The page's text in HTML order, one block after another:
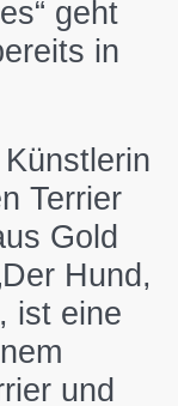
geht
in
Terrier
Gold
Hund,
ist eine
und